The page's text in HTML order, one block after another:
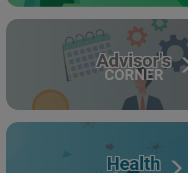
Advisor's
CORNER
Health